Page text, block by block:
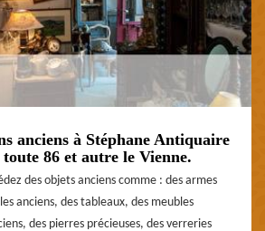
anciens à Stéphane Antiquaire
86 et autre le Vienne.
des objets anciens comme : des armes
anciens, des tableaux, des meubles
des pierres précieuses, des verreries